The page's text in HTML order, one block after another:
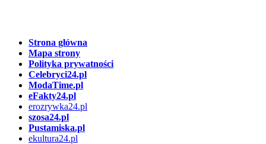
Strona główna
Mapa strony
Polityka prywatności
Celebryci24.pl
ModaTime.pl
eFakty24.pl
erozrywka24.pl
szosa24.pl
Pustamiska.pl
ekultura24.pl